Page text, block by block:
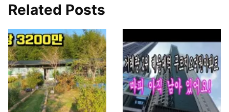
Related Posts